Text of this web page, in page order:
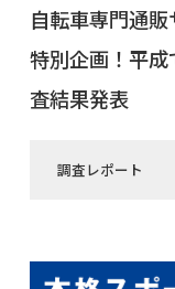
自転車専門通
特別企画！平
査結果発表
調査レポート